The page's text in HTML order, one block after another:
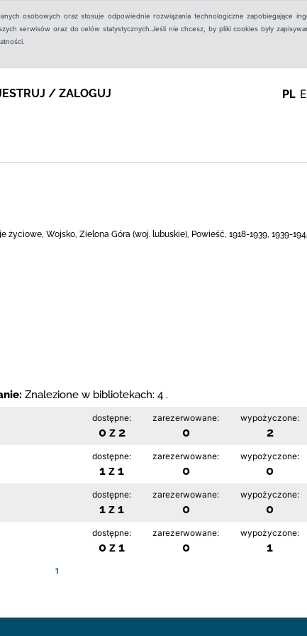
osobowych oraz stosuje odpowiednie rozwiązania technologiczne zapobiegające
serwisów oraz do celów statystycznych.Jeśli nie chcesz, by pliki cookies były
/ ZALOGUJ PL
Wojsko, Zielona Góra (woj. lubuskie), Powieść, 1918-1939, 1939-
Znalezione w bibliotekach: 4 .
dostępne:
0 z 2
zarezerwowane:
0
wypożyczone:
2
dostępne:
1 z 1
zarezerwowane:
0
wypożyczone:
0
dostępne:
1 z 1
zarezerwowane:
0
wypożyczone:
0
dostępne:
0 z 1
zarezerwowane:
0
wypożyczone:
1
1